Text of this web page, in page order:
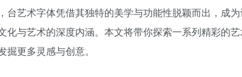
艺术字体凭借其独特的美学与功能性脱颖而出，成
与艺术的深度内涵。本文将带你探索一系列精彩的
更多灵感与创意。